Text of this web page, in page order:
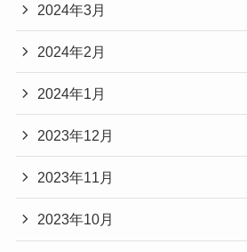
2024年3月
2024年2月
2024年1月
2023年12月
2023年11月
2023年10月